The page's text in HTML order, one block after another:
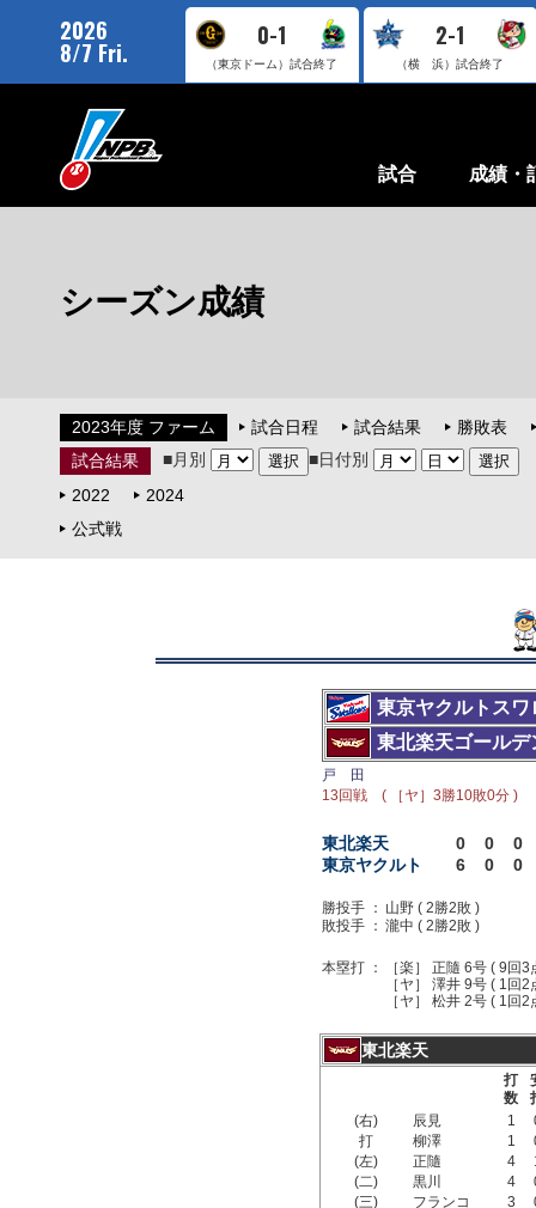
2026
8/7 Fri.
0-1
（東京ドーム）試合終了
2-1
（横 浜）試合終了
試合 成績・
シーズン成績
2023年度 ファーム 試合日程 試合結果
勝敗表
試合結果
■月別
■日付別
2022
2024
公式戦
東京ヤクルトスワ
東北楽天ゴールデ
戸 田
13回戦 ( ［ヤ］3勝10敗0分 )
東北楽天 0 0
0
東京ヤクルト
6 0 0
勝投手 ： 山野 ( 2勝2敗 )
敗投手 ： 瀧中 ( 2勝2敗 )
本塁打 ：
［楽］ 正隨 6号 ( 9回3
［ヤ］ 澤井 9号 ( 1回2
［ヤ］ 松井 2号 ( 1回
東北楽天
打
数
(右)
辰見 1
打
柳澤 1
(左)
正隨 4
(二)
黒川 4
(三)
フランコ 3